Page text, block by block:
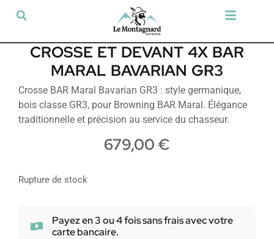
CROSSE ET DEVANT 4X BAR
MARAL BAVARIAN GR3
Crosse BAR Maral Bavarian GR3 : style germanique,
bois classe GR3, pour Browning BAR Maral. Élégance
traditionnelle et précision au service du chasseur.
679,00 €
Rupture de stock
Payez en 3 ou 4 fois sans frais avec votre
carte bancaire.